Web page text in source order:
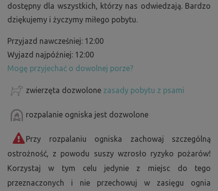
dostępny dla wszystkich, którzy nas odwiedzają. Bardzo
dziękujemy i życzymy miłego pobytu.
Przyjazd nawcześniej: 12:00
Wyjazd najpóźniej: 12:00
Mogę przyjechać o dowolnej porze?
zwierzęta dozwolone zasady pobytu z psami
rozpalanie ogniska jest dozwolone
Przy rozpalaniu ogniska zachowaj szczególną
ostrożność, z powodu suszy wzrosło ryzyko pożarów!
Korzystaj w tym celu jedynie z miejsc do tego
przeznaczonych i nie przechowuj w zasięgu ognia